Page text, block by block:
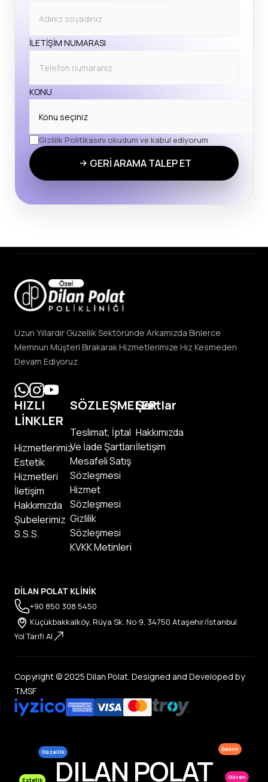
İLETİŞİM NUMARASI
KONU
Gizlilik Politikasını okudum ve kabul ediyorum
GERİ ARAMA TALEP ET
Uzun Yıllardır Güzellik Sektöründe Arkamızda Binlerce
Memnun Müşteri Bırakarak Hizmetlerimize Hız Kesmeden
Devam Ediyoruz
HIZLI
LİNKLER
Hizmetlerimiz
Estetik
Hizmetleri
İletişim
Hakkımızda
Şubelerimiz
S.S.S.
SÖZLEŞMELER
Teslimat, İptal
Ve İade Şartları
Mesafeli Satış
Sözleşmesi
Hizmet
Sözleşmesi
Gizlilik
Sözleşmesi
KVKK Metinleri
Şartlar
Hakkımızda
İletişim
DİLAN POLAT KLİNİK
+90 850 308 5450
Küçükbakkalköy, Rüya Sk. No:9, 34750 Ataşehir/İstanbul
Yol Tarifi Al
Copyright © 2025 Dilan Polat. Designed and Developed by
TMSF
DILAN POLAT
Estetik
Güzellik Bakım
Güven